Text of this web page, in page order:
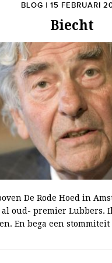
BLOG | 15 FEBRUARI
Biecht
De Rode Hoed in
al oud- premier Lubbers.
En bega een stommiteit